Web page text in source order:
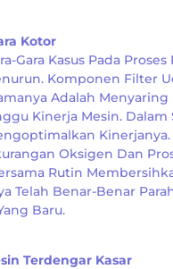
Kotor
Gara Kasus Pada
Komponen Filter
Adalah
Kinerja Mesin.
Oksigen Dan
Rutin
Telah Benar-Benar
Baru.
Terdengar Kasar